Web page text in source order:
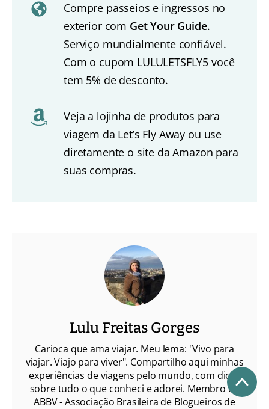
Compre passeios e ingressos no
exterior com Get Your Guide.
Serviço mundialmente confiável.
Com o cupom LULULETSFLY5 você
tem 5% de desconto.
Veja a lojinha de produtos para
viagem da Let’s Fly Away ou use
diretamente o site da Amazon para
suas compras.
Lulu Freitas Gorges
Carioca que ama viajar. Meu lema: "Vivo para
viajar. Viajo para viver". Compartilho aqui minhas
experiências de viagens pelo mundo, com dicas
sobre tudo o que conheci e adorei. Membro da
ABBV - Associação Brasileira de Blogueiros de